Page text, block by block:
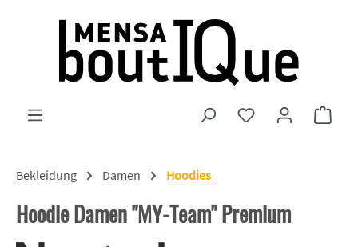
Zum Hauptinhalt springen
Du hast 0
Bekleidung Damen Hoodies
Hoodie Damen "MY-Team" Premium